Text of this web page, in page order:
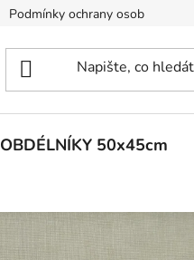
Podmínky ochrany osobních údajů
OBDÉLNÍKY 50x45cm